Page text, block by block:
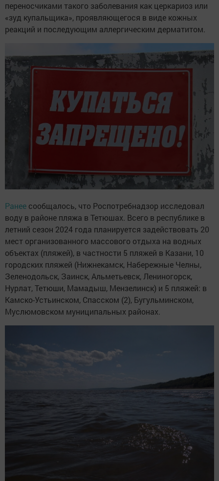
переносчиками такого заболевания как церкариоз или
«зуд купальщика», проявляющегося в виде кожных
реакций и последующим аллергическим дерматитом.
Ранее сообщалось, что Роспотребнадзор исследовал
воду в районе пляжа в Тетюшах. Всего в республике в
летний сезон 2024 года планируется задействовать 20
мест организованного массового отдыха на водных
объектах (пляжей), в частности 5 пляжей в Казани, 10
городских пляжей (Нижнекамск, Набережные Челны,
Зеленодольск, Заинск, Альметьевск, Лениногорск,
Нурлат, Тетюши, Мамадыш, Мензелинск) и 5 пляжей: в
Камско-Устьинском, Спасском (2), Бугульминском,
Муслюмовском муниципальных районах.